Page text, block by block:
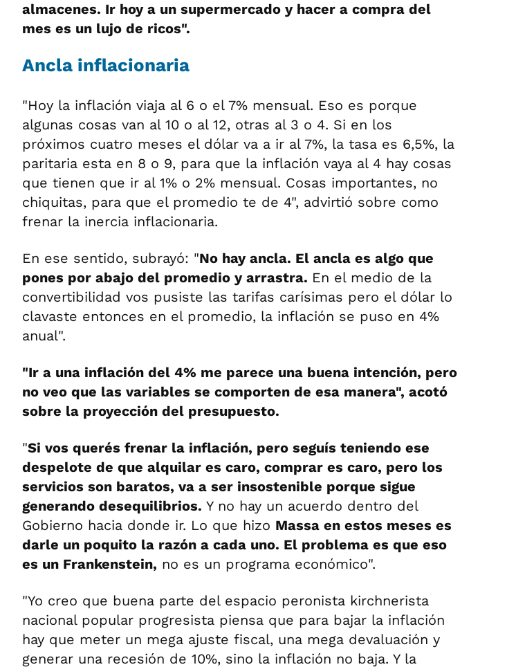
almacenes. Ir hoy a un supermercado y hacer a compra del
mes es un lujo de ricos".
Ancla inflacionaria
"Hoy la inflación viaja al 6 o el 7% mensual. Eso es porque
algunas cosas van al 10 o al 12, otras al 3 o 4. Si en los
próximos cuatro meses el dólar va a ir al 7%, la tasa es 6,5%, la
paritaria esta en 8 o 9, para que la inflación vaya al 4 hay cosas
que tienen que ir al 1% o 2% mensual. Cosas importantes, no
chiquitas, para que el promedio te de 4", advirtió sobre como
frenar la inercia inflacionaria.
En ese sentido, subrayó: "No hay ancla. El ancla es algo que
pones por abajo del promedio y arrastra. En el medio de la
convertibilidad vos pusiste las tarifas carísimas pero el dólar lo
clavaste entonces en el promedio, la inflación se puso en 4%
anual".
"Ir a una inflación del 4% me parece una buena intención, pero
no veo que las variables se comporten de esa manera", acotó
sobre la proyección del presupuesto.
"Si vos querés frenar la inflación, pero seguís teniendo ese
despelote de que alquilar es caro, comprar es caro, pero los
servicios son baratos, va a ser insostenible porque sigue
generando desequilibrios. Y no hay un acuerdo dentro del
Gobierno hacia donde ir. Lo que hizo Massa en estos meses es
darle un poquito la razón a cada uno. El problema es que eso
es un Frankenstein, no es un programa económico".
"Yo creo que buena parte del espacio peronista kirchnerista
nacional popular progresista piensa que para bajar la inflación
hay que meter un mega ajuste fiscal, una mega devaluación y
generar una recesión de 10%, sino la inflación no baja. Y la